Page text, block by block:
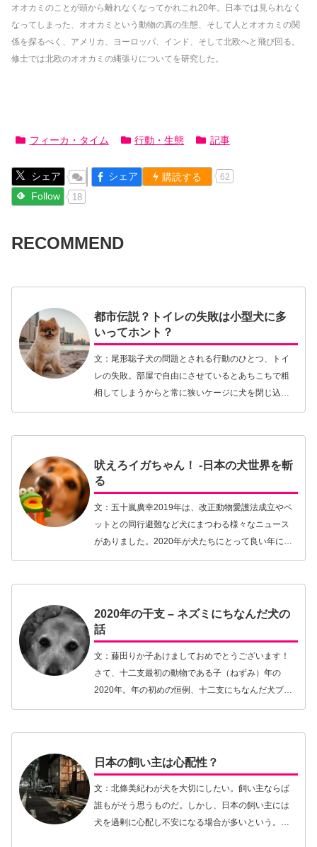
オオカミのことが頭から離れなくなってかれこれ20年。日本では見られなく
なってしまった、オオカミという動物の真の生態、そして人とオオカミの関
係を探るべく、アメリカ、ヨーロッパ、インド、そして北欧へと飛び回る。
修士では北欧のオオカミの縄張りについてを研究した。
フィーカ・タイム 行動・生態 記事
シェア シェア 購読する 62
Follow 18
RECOMMEND
都市伝説？トイレの失敗は小型犬に多
いってホント？
文：尾形聡子犬の問題とされる行動のひとつ、トイ
レの失敗。部屋で自由にさせているとあちこちで粗
相してしまうからと常に狭いケージに犬を閉じ込め
吠えろイガちゃん！ -日本の犬世界を斬
る
文：五十嵐廣幸2019年は、改正動物愛護法成立やペ
ットとの同行避難など犬にまつわる様々なニュース
がありました。2020年が犬たちにとって良い年にな
2020年の干支 – ネズミにちなんだ犬の
話
文：藤田りか子あけましておめでとうございます！
さて、十二支最初の動物である子（ねずみ）年の
2020年。年の初めの恒例、十二支にちなんだ犬ブロ
日本の飼い主は心配性？
文：北條美紀わが犬を大切にしたい。飼い主ならば
誰もがそう思うものだ。しかし、日本の飼い主には
犬を過剰に心配し不安になる場合が多いという。た